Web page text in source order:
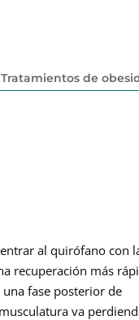
Tratamientos de
al quirófano con
recuperación más
fase posterior de
va